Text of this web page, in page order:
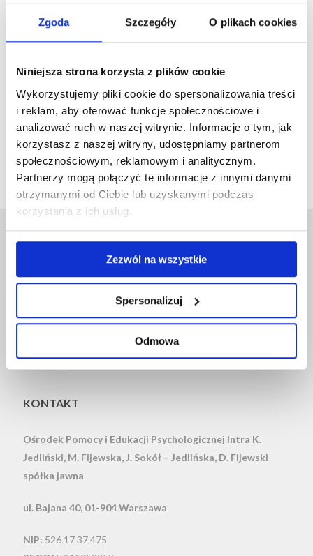
Zgoda Szczegóły O plikach cookies
Niniejsza strona korzysta z plików cookie
Wykorzystujemy pliki cookie do spersonalizowania treści
i reklam, aby oferować funkcje społecznościowe i
analizować ruch w naszej witrynie. Informacje o tym, jak
korzystasz z naszej witryny, udostępniamy partnerom
społecznościowym, reklamowym i analitycznym.
Partnerzy mogą połączyć te informacje z innymi danymi
otrzymanymi od Ciebie lub uzyskanymi podczas
korzystania z ich usług.
Zezwól na wszystkie
Spersonalizuj
Odmowa
Prowadzący
BENTE AUSTBØ
LEARN MORE
Możliwość komentowania została wyłączona.
ZNAJDŹ NAS NA:
FB IG IN
KONTAKT
Ośrodek Pomocy i Edukacji Psychologicznej Intra K.
Jedliński, M. Fijewska, J. Sokół – Jedlińska, D. Fijewski
spółka jawna
ul. Bajana 40, 01-904 Warszawa
NIP: 526 17 37 475